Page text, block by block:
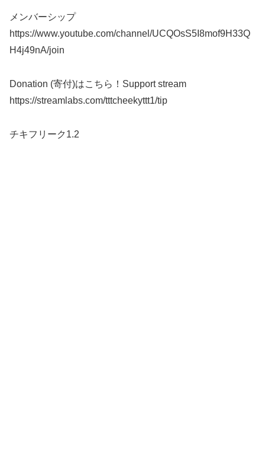
メンバーシップ
https://www.youtube.com/channel/UCQOsS5I8mof9H33Q
H4j49nA/join
Donation (寄付)はこちら！Support stream
https://streamlabs.com/tttcheekyttt1/tip
チキフリーク1.2